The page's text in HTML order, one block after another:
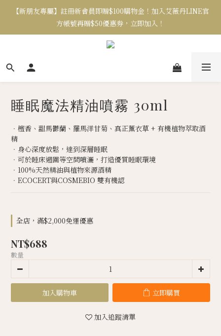
【新朋友專屬】註冊新會員即贈$100購物金！加入艾薇丹LINE官
方帳號再贈$50優惠券，立即加入！
睡眠魔法精油噴霧 30ml
．檀香、甜馬鬱蘭、羅馬洋甘菊、真正薰衣草 + 有機植物萃取酒
精
．身心深度放鬆，達到深層睡眠
．可於睡床週圍等空間噴灑，打造優質睡眠環境
．100%天然精油與植物來源酒精
．ECOCERT與COSMEBIO 雙有機認
全店，滿$2,000免運優惠
NT$688
數量
加入購物車 立即購買
加入追蹤清單